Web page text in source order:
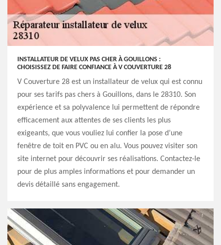
INSTALLATEUR DE VELUX PAS CHER À GOUILLONS :
CHOISISSEZ DE FAIRE CONFIANCE À V COUVERTURE 28
V Couverture 28 est un installateur de velux qui est connu
pour ses tarifs pas chers à Gouillons, dans le 28310. Son
expérience et sa polyvalence lui permettent de répondre
efficacement aux attentes de ses clients les plus
exigeants, que vous vouliez lui confier la pose d’une
fenêtre de toit en PVC ou en alu. Vous pouvez visiter son
site internet pour découvrir ses réalisations. Contactez-le
pour de plus amples informations et pour demander un
devis détaillé sans engagement.